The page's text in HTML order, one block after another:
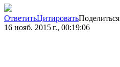
ОтветитьЦитироватьПоделиться
16 нояб. 2015 г., 00:19:06